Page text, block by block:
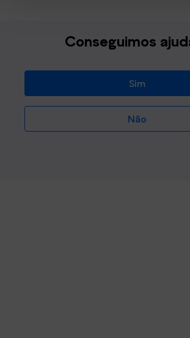
Conseguimos
Sim
Não